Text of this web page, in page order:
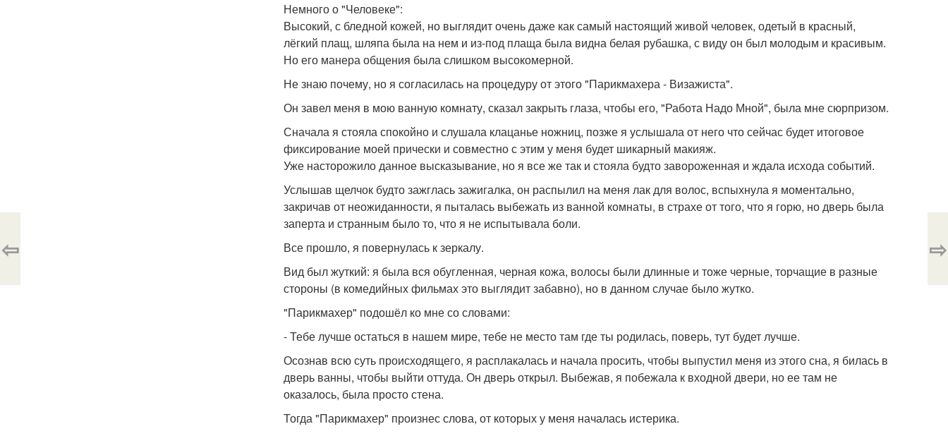
Немного о "Человеке":
Высокий, с бледной кожей, но выглядит очень даже как самый настоящий живой человек, одетый в красный,
лёгкий плащ, шляпа была на нем и из-под плаща была видна белая рубашка, с виду он был молодым и красивым.
Но его манера общения была слишком высокомерной.
Не знаю почему, но я согласилась на процедуру от этого "Парикмахера - Визажиста".
Он завел меня в мою ванную комнату, сказал закрыть глаза, чтобы его, "Работа Надо Мной", была мне сюрпризом.
Сначала я стояла спокойно и слушала клацанье ножниц, позже я услышала от него что сейчас будет итоговое
фиксирование моей прически и совместно с этим у меня будет шикарный макияж.
Уже насторожило данное высказывание, но я все же так и стояла будто завороженная и ждала исхода событий.
Услышав щелчок будто зажглась зажигалка, он распылил на меня лак для волос, вспыхнула я моментально,
закричав от неожиданности, я пыталась выбежать из ванной комнаты, в страхе от того, что я горю, но дверь была
заперта и странным было то, что я не испытывала боли.
Все прошло, я повернулась к зеркалу.
Вид был жуткий: я была вся обугленная, черная кожа, волосы были длинные и тоже черные, торчащие в разные
стороны (в комедийных фильмах это выглядит забавно), но в данном случае было жутко.
"Парикмахер" подошёл ко мне со словами:
- Тебе лучше остаться в нашем мире, тебе не место там где ты родилась, поверь, тут будет лучше.
Осознав всю суть происходящего, я расплакалась и начала просить, чтобы выпустил меня из этого сна, я билась в
дверь ванны, чтобы выйти оттуда. Он дверь открыл. Выбежав, я побежала к входной двери, но ее там не
оказалось, была просто стена.
Тогда "Парикмахер" произнес слова, от которых у меня началась истерика.
⇦ ⇨